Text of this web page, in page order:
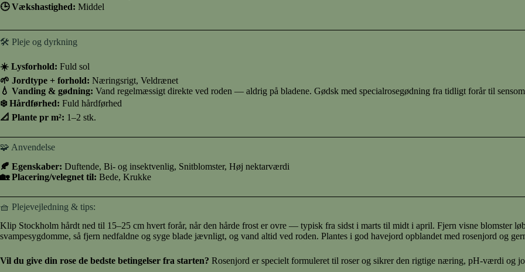
🕒 Vækshastighed: Middel
🛠️ Pleje og dyrkning
☀️ Lysforhold: Fuld sol
🌱 Jordtype + forhold: Næringsrigt, Veldrænet
💧 Vanding & gødning: Vand regelmæssigt direkte ved roden — aldrig på bladene. Gødsk med specialrosegødning fra tidligt forår til
❄️ Hårdførhed: Fuld hårdførhed
📐 Plante pr m²: 1–2 stk.
🧩 Anvendelse
🍂 Egenskaber: Duftende, Bi- og insektvenlig, Snitblomster, Høj nektarværdi
🏡 Placering/velegnet til: Bede, Krukke
🧺 Plejevejledning & tips:
Klip Stockholm hårdt ned til 15–25 cm hvert forår, når den hårde frost er ovre — typisk fra sidst i marts til midt i april. Fjern visne blomster
svampesygdomme, så fjern nedfaldne og syge blade jævnligt, og vand altid ved roden. Plantes i god havejord opblandet med rosenjord og
Vil du give din rose de bedste betingelser fra starten? Rosenjord er specielt formuleret til roser og sikrer den rigtige næring, pH-værdi